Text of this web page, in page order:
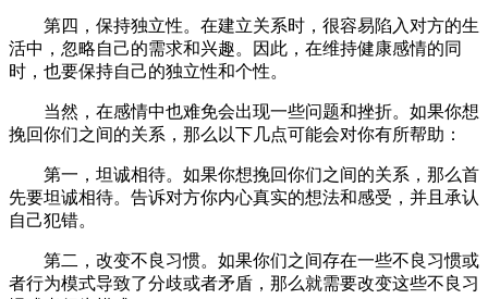
第四，保持独立性。在建立关系时，很容易陷入对方的生
活中，忽略自己的需求和兴趣。因此，在维持健康感情的同
时，也要保持自己的独立性和个性。
当然，在感情中也难免会出现一些问题和挫折。如果你想
挽回你们之间的关系，那么以下几点可能会对你有所帮助：
第一，坦诚相待。如果你想挽回你们之间的关系，那么首
先要坦诚相待。告诉对方你内心真实的想法和感受，并且承认
自己犯错。
第二，改变不良习惯。如果你们之间存在一些不良习惯或
者行为模式导致了分歧或者矛盾，那么就需要改变这些不良习